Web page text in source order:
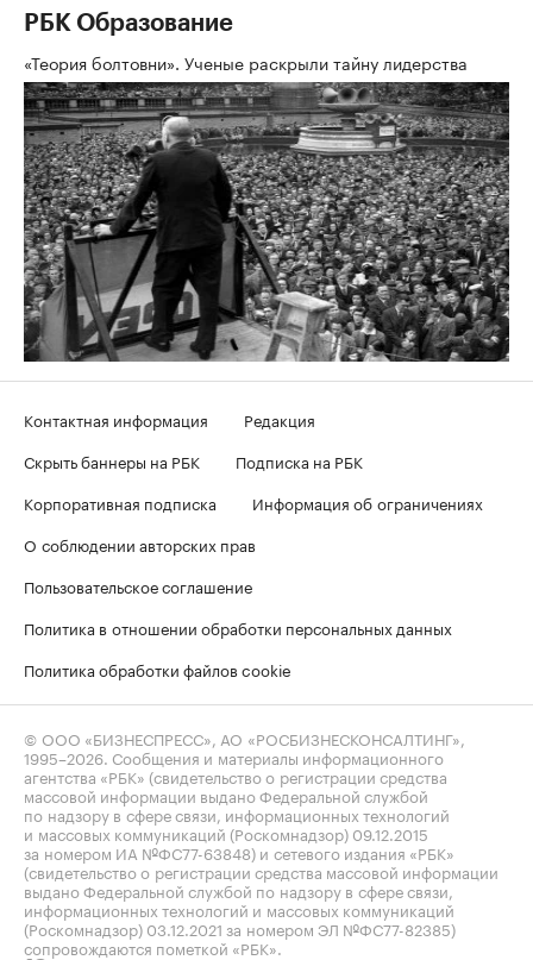
РБК Образование
«Теория болтовни». Ученые раскрыли тайну лидерства
Контактная информация
Редакция
Скрыть баннеры на РБК
Подписка на РБК
Корпоративная подписка
Информация об ограничениях
О соблюдении авторских прав
Пользовательское соглашение
Политика в отношении обработки персональных данных
Политика обработки файлов cookie
© ООО «БИЗНЕСПРЕСС», АО «РОСБИЗНЕСКОНСАЛТИНГ»,
1995–2026 . Сообщения и материалы информационного
агентства «РБК» (свидетельство о регистрации средства
массовой информации выдано Федеральной службой
по надзору в сфере связи, информационных технологий
и массовых коммуникаций (Роскомнадзор) 09.12.2015
за номером ИА №ФС77-63848) и сетевого издания «РБК»
(свидетельство о регистрации средства массовой информации
выдано Федеральной службой по надзору в сфере связи,
информационных технологий и массовых коммуникаций
(Роскомнадзор) 03.12.2021 за номером ЭЛ №ФС77-82385)
сопровождаются пометкой «РБК».